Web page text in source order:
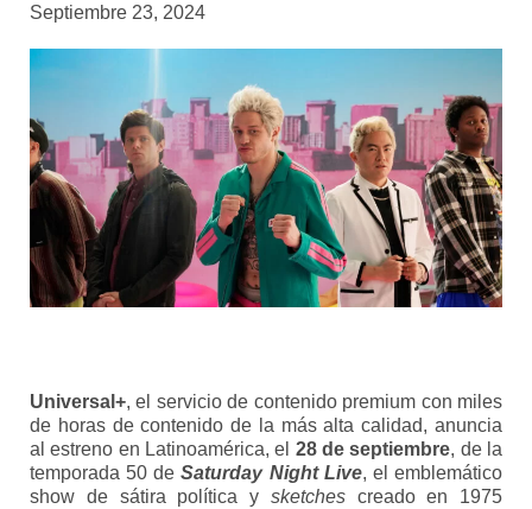
Septiembre 23, 2024
Universal+, el servicio de contenido premium con miles
de horas de contenido de la más alta calidad, anuncia
al estreno en Latinoamérica, el 28 de septiembre, de la
temporada 50 deSaturday Night Live, el emblemático
show de sátira política y sketches creado en 1975